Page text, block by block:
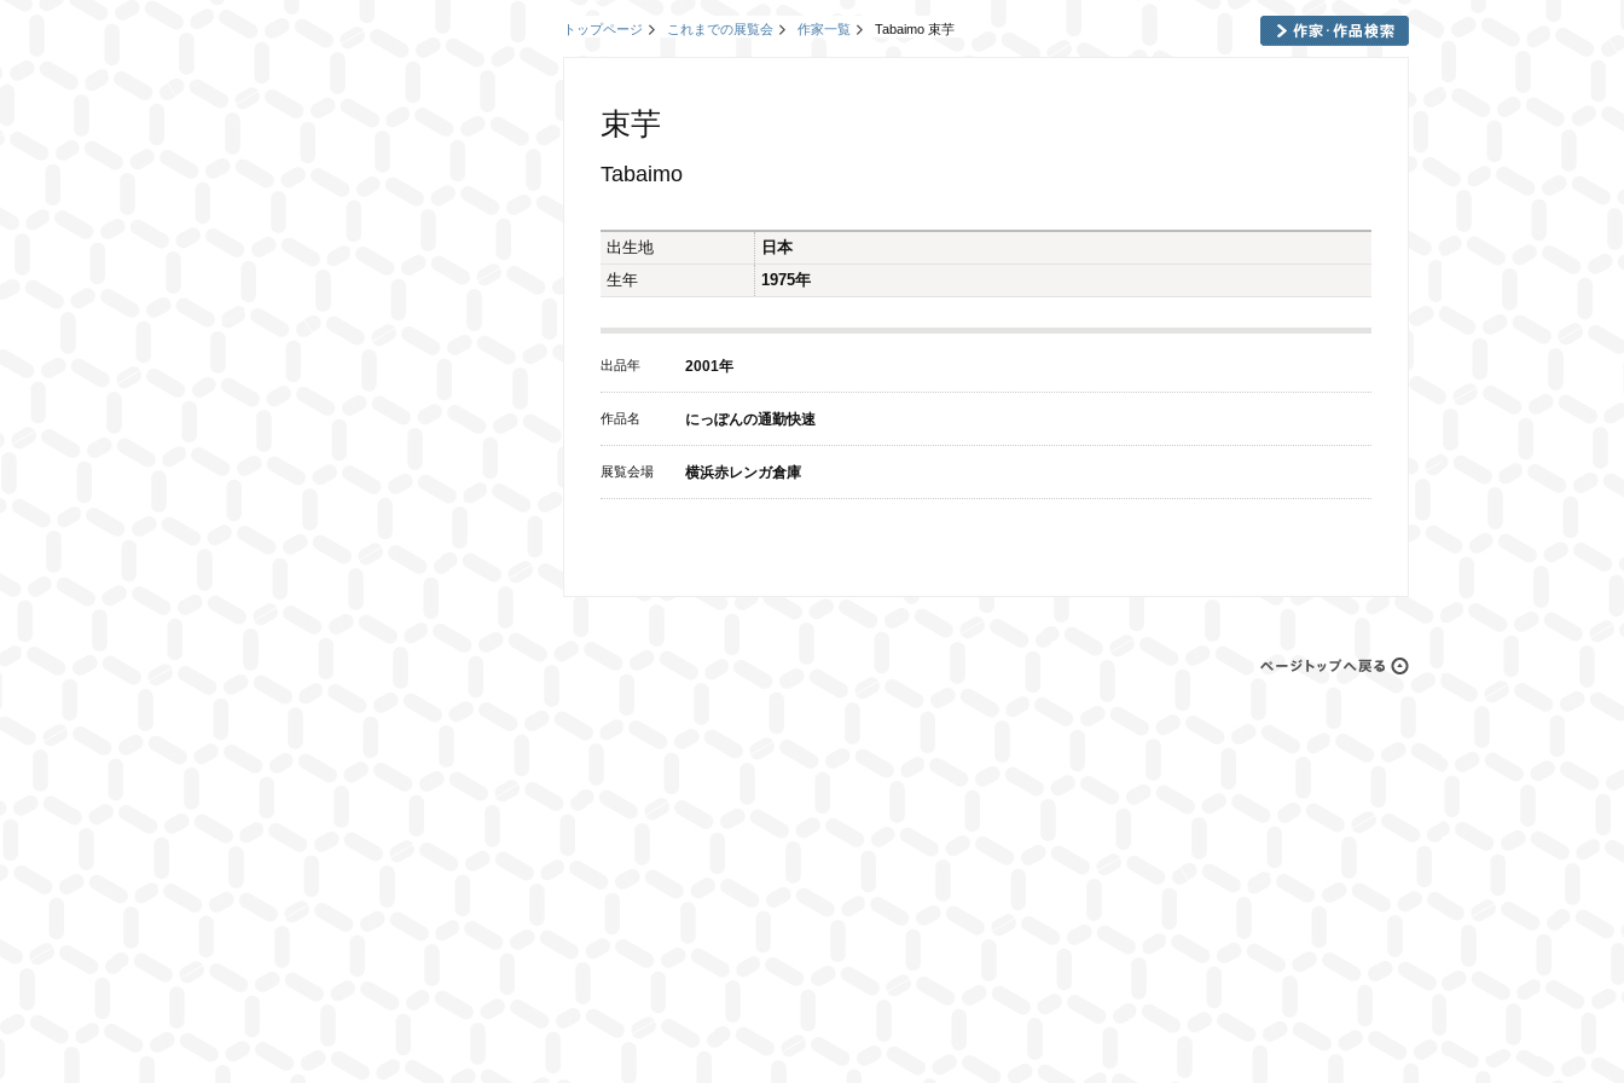
トップページ これまでの展覧会 作家一覧 Tabaimo 束芋
束芋
Tabaimo
出生地
日本
生年
1975年
出品年 2001年
作品名 にっぽんの通勤快速
展覧会場 横浜赤レンガ倉庫